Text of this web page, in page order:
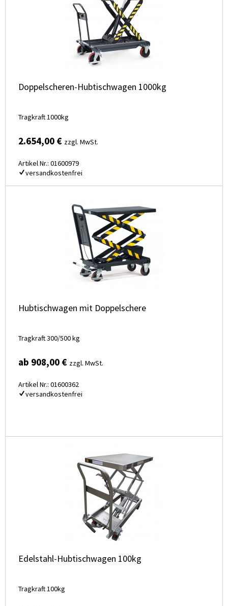
Doppelscheren-Hubtischwagen 1000kg
Tragkraft 1000kg
2.654,00 € zzgl. MwSt.
Artikel Nr.: 01600979
versandkostenfrei
Hubtischwagen mit Doppelschere
Tragkraft 300/500 kg
ab 908,00 € zzgl. MwSt.
Artikel Nr.: 01600362
versandkostenfrei
Edelstahl-Hubtischwagen 100kg
Tragkraft 100kg